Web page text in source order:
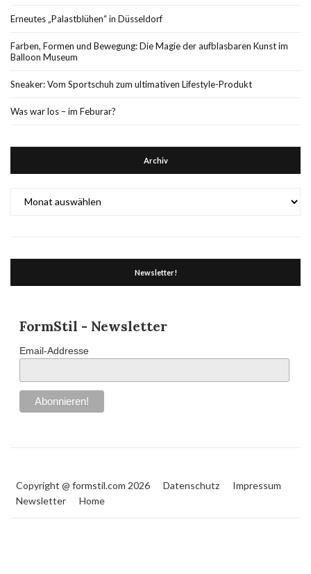
Erneutes „Palastblühen“ in Düsseldorf
Farben, Formen und Bewegung: Die Magie der aufblasbaren Kunst im
Balloon Museum
Sneaker: Vom Sportschuh zum ultimativen Lifestyle-Produkt
Was war los – im Feburar?
Archiv
Newsletter!
FormStil - Newsletter
Email-Addresse
Copyright @ formstil.com 2026 Datenschutz
Impressum
Newsletter
Home